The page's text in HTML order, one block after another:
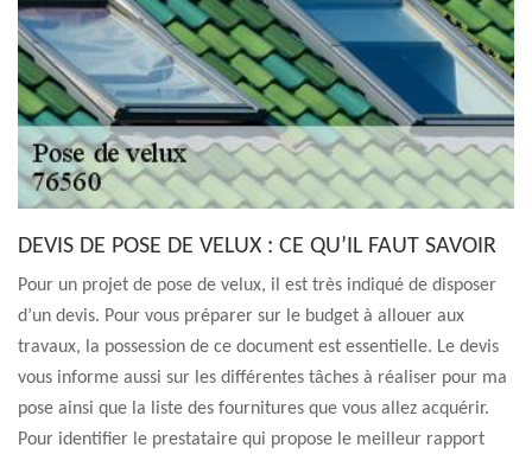
DEVIS DE POSE DE VELUX : CE QU’IL FAUT SAVOIR
Pour un projet de pose de velux, il est très indiqué de disposer
d’un devis. Pour vous préparer sur le budget à allouer aux
travaux, la possession de ce document est essentielle. Le devis
vous informe aussi sur les différentes tâches à réaliser pour ma
pose ainsi que la liste des fournitures que vous allez acquérir.
Pour identifier le prestataire qui propose le meilleur rapport